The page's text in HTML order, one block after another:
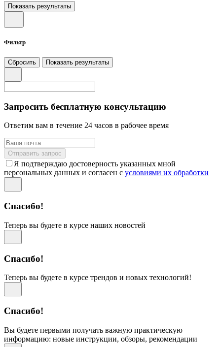
Показать результаты
Фильтр
Сбросить Показать результаты
Запросить бесплатную консультацию
Ответим вам в течение 24 часов в рабочее время
Отправить запрос
Я подтверждаю достоверность указанных мной
персональных данных и согласен с условиями их обработки
Спасибо!
Теперь вы будете в курсе наших новостей
Спасибо!
Теперь вы будете в курсе трендов и новых технологий!
Спасибо!
Вы будете первыми получать важную практическую
информацию: новые инструкции, обзоры, рекомендации